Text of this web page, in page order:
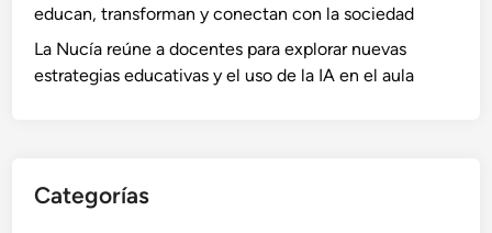
educan, transforman y conectan con la sociedad
La Nucía reúne a docentes para explorar nuevas
estrategias educativas y el uso de la IA en el aula
Categorías